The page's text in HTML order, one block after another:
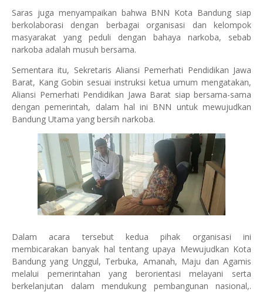
Saras juga menyampaikan bahwa BNN Kota Bandung siap
berkolaborasi dengan berbagai organisasi dan kelompok
masyarakat yang peduli dengan bahaya narkoba, sebab
narkoba adalah musuh bersama.
Sementara itu, Sekretaris Aliansi Pemerhati Pendidikan Jawa
Barat, Kang Gobin sesuai instruksi ketua umum mengatakan,
Aliansi Pemerhati Pendidikan Jawa Barat siap bersama-sama
dengan pemerintah, dalam hal ini BNN untuk mewujudkan
Bandung Utama yang bersih narkoba.
Dalam acara tersebut kedua pihak organisasi ini
membicarakan banyak hal tentang upaya Mewujudkan Kota
Bandung yang Unggul, Terbuka, Amanah, Maju dan Agamis
melalui pemerintahan yang berorientasi melayani serta
berkelanjutan dalam mendukung pembangunan nasional,.